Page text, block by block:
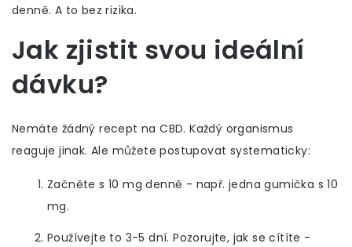
denně. A to bez rizika.
Jak zjistit svou ideální
dávku?
Nemáte žádný recept na CBD. Každý organismus
reaguje jinak. Ale můžete postupovat systematicky:
Začněte s 10 mg denně - např. jedna gumička s 10
mg.
Používejte to 3-5 dní. Pozorujte, jak se cítíte -